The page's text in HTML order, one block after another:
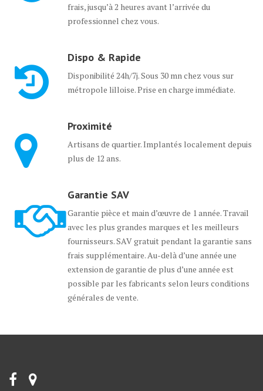
frais, jusqu’à 2 heures avant l’arrivée du
professionnel chez vous.
Dispo & Rapide
Disponibilité 24h/7j. Sous 30 mn chez vous sur
métropole lilloise. Prise en charge immédiate.
Proximité
Artisans de quartier. Implantés localement depuis
plus de 12 ans.
Garantie SAV
Garantie pièce et main d’œuvre de 1 année. Travail
avec les plus grandes marques et les meilleurs
fournisseurs. SAV gratuit pendant la garantie sans
frais supplémentaire. Au-delà d’une année une
extension de garantie de plus d’une année est
possible par les fabricants selon leurs conditions
générales de vente.